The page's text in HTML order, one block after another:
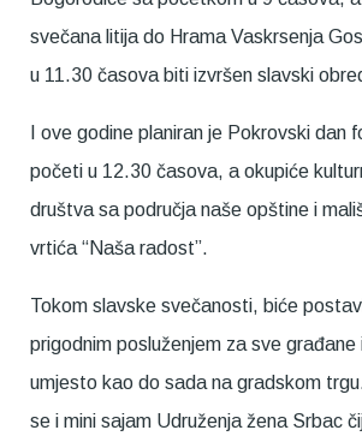
svečana litija do Hrama Vaskrsenja
u 11.30 časova biti izvršen slavski
I ove godine planiran je Pokrovski dan
početi u 12.30 časova, a okupiće
društva sa područja naše opštine i
vrtića “Naša radost”.
Tokom slavske svečanosti, biće
prigodnim posluženjem za sve
umjesto kao do sada na gradskom
se i mini sajam Udruženja žena Srbac